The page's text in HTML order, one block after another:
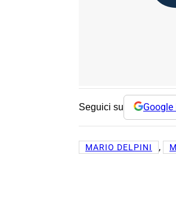
Seguici su Google
MARIO DELPINI ,